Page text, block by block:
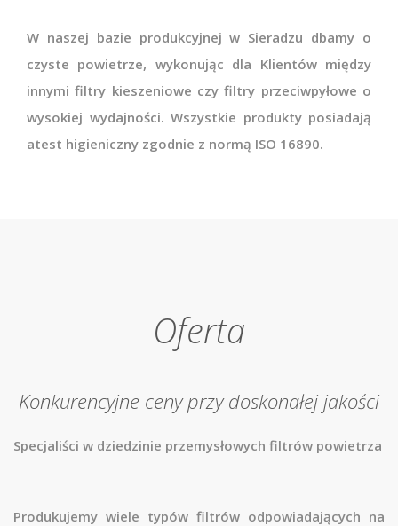
W naszej bazie produkcyjnej w Sieradzu dbamy o
czyste powietrze, wykonując dla Klientów między
innymifiltry kieszeniowe czyfiltry przeciwpyłowe o
wysokiej wydajności. Wszystkie produkty posiadają
atest higieniczny zgodnie z normą ISO 16890.
Oferta
Konkurencyjne ceny przy doskonałej jakości
Specjaliści w dziedzinie przemysłowych filtrów powietrza
Produkujemy wiele typów filtrów odpowiadających na